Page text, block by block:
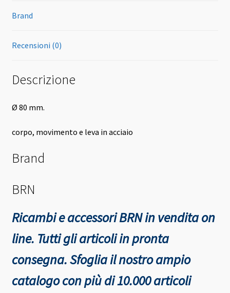
Brand
Recensioni (0)
Descrizione
Ø 80 mm.
corpo, movimento e leva in acciaio
Brand
BRN
Ricambi e accessori BRN in vendita on
line. Tutti gli articoli in pronta
consegna.Sfoglia il nostro ampio
catalogo con più di 10.000 articoli